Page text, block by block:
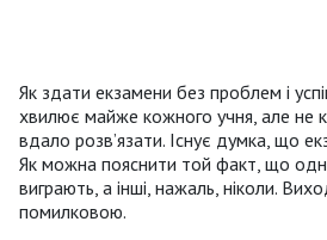
Як здати екзамени без проблем і
хвилює майже кожного учня, але не
вдало розв’язати. Існує думка, що
Як можна пояснити той факт, що
виграють, а інші, нажаль, ніколи.
помилковою.